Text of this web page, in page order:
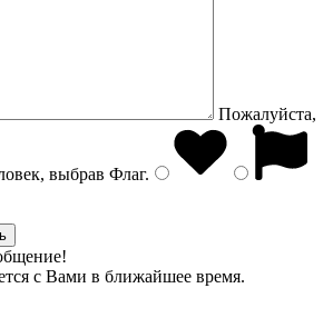
Пожалуйста,
выбрав Флаг.
с Вами в ближайшее время.